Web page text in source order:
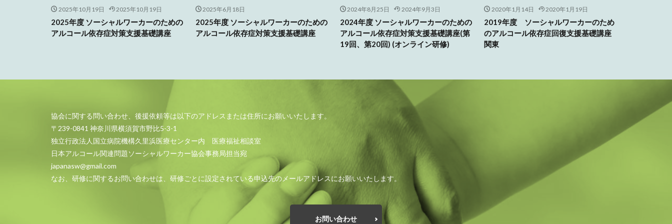
2025年10月19日 2025年10月19日
2025年度 ソーシャルワーカーのための
アルコール依存症対策支援基礎講座
2025年6月18日
2025年度 ソーシャルワーカーのための
アルコール依存症対策支援基礎講座
2024年8月25日 2024年9月3日
2024年度 ソーシャルワーカーのための
アルコール依存症対策支援基礎講座(第
19回、第20回) (オンライン研修)
2020年1月14日 2020年1月19日
2019年度 ソーシャルワーカーのため
のアルコール依存症回復支援基礎講座
関東
協会に関する問い合わせ、後援依頼等は以下のアドレスまたは住所にお願いいたします。
〒239-0841 神奈川県横須賀市野比5-3-1
独立行政法人国立病院機構久里浜医療センター内 医療福祉相談室
日本アルコール関連問題ソーシャルワーカー協会事務局担当宛
japanasw@gmail.com
なお、研修に関するお問い合わせは、研修ごとに設定されている申込先のメールアドレスにお願いいたします。
お問い合わせ